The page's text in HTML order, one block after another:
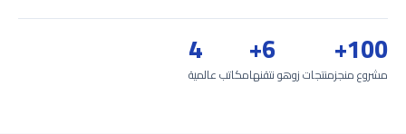
100+
مشروع منجز
6+
منتجات زوهو نتقنها
4
مكاتب عالمية